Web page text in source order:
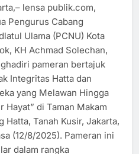
lensa publik.com,
Pengurus Cabang
Ulama (PCNU) Kota
KH Achmad Solechan,
pameran bertajuk
Integritas Hatta dan
yang Melawan Hingga
Hayat” di Taman Makam
Hatta, Tanah Kusir, Jakarta,
(12/8/2025). Pameran ini
dalam rangka